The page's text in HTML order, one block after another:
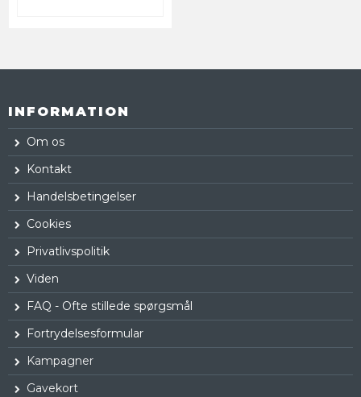
INFORMATION
Om os
Kontakt
Handelsbetingelser
Cookies
Privatlivspolitik
Viden
FAQ - Ofte stillede spørgsmål
Fortrydelsesformular
Kampagner
Gavekort